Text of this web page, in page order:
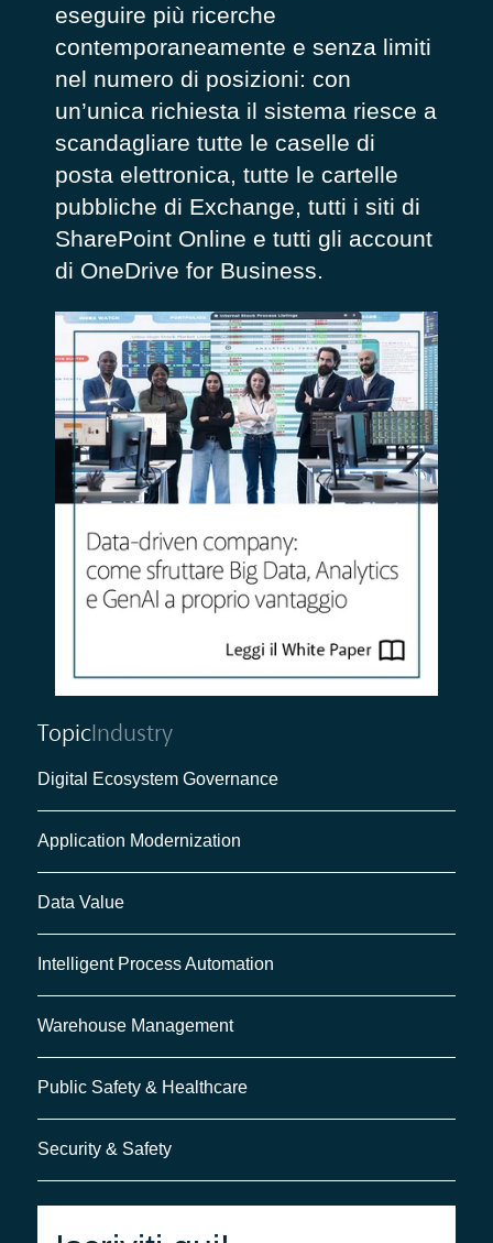
eseguire più ricerche
contemporaneamente e senza limiti
nel numero di posizioni: con
un’unica richiesta il sistema riesce a
scandagliare tutte le caselle di
posta elettronica, tutte le cartelle
pubbliche di Exchange, tutti i siti di
SharePoint Online e tutti gli account
di OneDrive for Business.
TopicIndustry
Digital Ecosystem Governance
Application Modernization
Data Value
Intelligent Process Automation
Warehouse Management
Public Safety & Healthcare
Security & Safety